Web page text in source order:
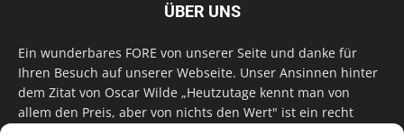
ÜBER UNS
Ein wunderbares FORE von unserer Seite und danke für
Ihren Besuch auf unserer Webseite. Unser Ansinnen hinter
dem Zitat von Oscar Wilde „Heutzutage kennt man von
allem den Preis, aber von nichts den Wert" ist ein recht